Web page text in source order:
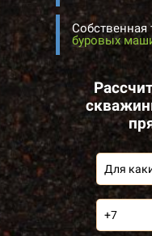
Собственная
буровых
Для